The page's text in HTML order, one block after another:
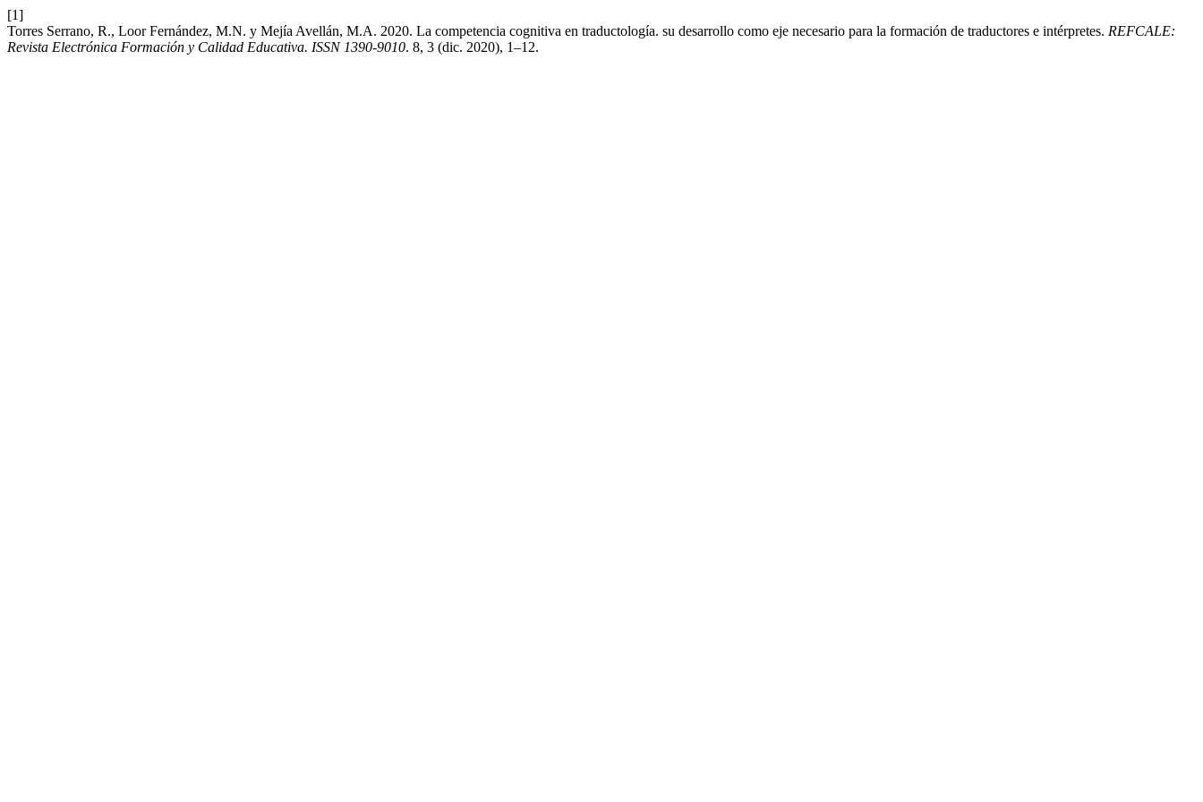
[1]
Torres Serrano, R., Loor Fernández, M.N. y Mejía Avellán, M.A. 2020. La competencia cognitiva en traductología. su desarrollo como eje necesario para la formación de traductores e intérpretes. REFCALE:
Revista Electrónica Formación y Calidad Educativa. ISSN 1390-9010. 8, 3 (dic. 2020), 1–12.